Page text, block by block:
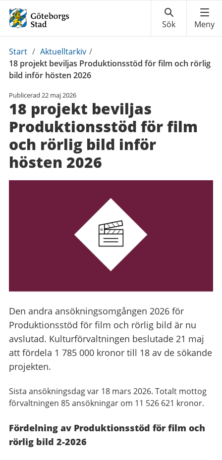
Du
är
här:
Start / Aktuelltarkiv /
18 projekt beviljas Produktionsstöd för film och rörlig
bild inför hösten 2026
Publicerad 22 maj 2026
18 projekt beviljas
Produktionsstöd för film
och rörlig bild inför
hösten 2026
Den andra ansökningsomgången 2026 för
Produktionsstöd för film och rörlig bild är nu
avslutad. Kulturförvaltningen beslutade 21 maj
att fördela 1 785 000 kronor till 18 av de sökande
projekten.
Sista ansökningsdag var 18 mars 2026. Totalt mottog
förvaltningen 85 ansökningar om 11 526 621 kronor.
Fördelning av Produktionsstöd för film och
rörlig bild 2-2026